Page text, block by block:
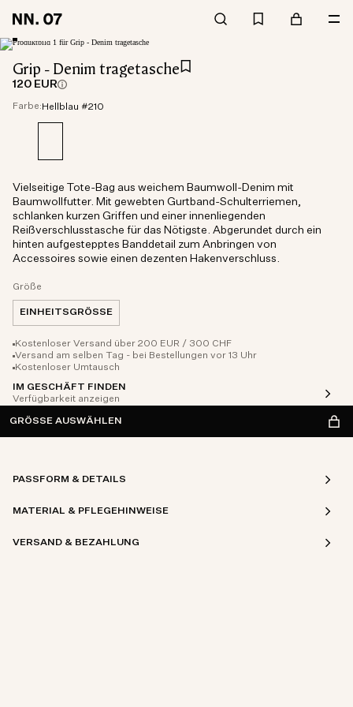
Grip - Denim tragetasche
120 EUR
Farbe: Hellblau #210
Größe
EINHEITSGRÖSSE
Kostenloser Versand über 200 EUR / 300 CHF
Versand am selben Tag - bei Bestellungen vor 13 Uhr
Kostenloser Umtausch
IM GESCHÄFT FINDEN
Verfügbarkeit anzeigen
Vielseitige Tote-Bag aus weichem Baumwoll-Denim mit
Baumwollfutter. Mit gewebten Gurtband-Schulterriemen,
schlanken kurzen Griffen und einer innenliegenden
Reißverschlusstasche für das Nötigste. Abgerundet durch ein
hinten aufgestepptes Banddetail zum Anbringen von
Accessoires sowie einen dezenten Hakenverschluss.
GRÖSSE AUSWÄHLEN
PASSFORM & DETAILS
MATERIAL & PFLEGEHINWEISE
VERSAND & BEZAHLUNG